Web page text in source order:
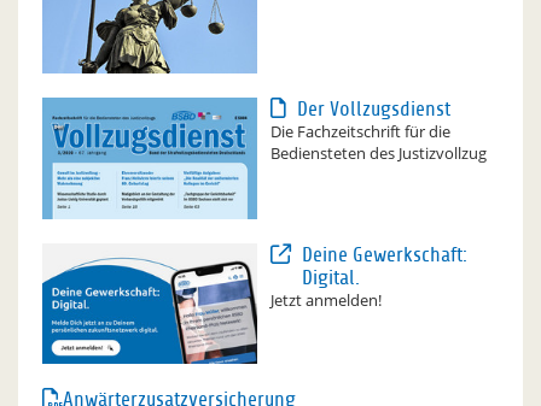
Der Vollzugsdienst
Die Fachzeitschrift für die
Bediensteten des Justizvollzug
Deine Gewerkschaft:
Digital.
Jetzt anmelden!
Anwärterzusatzversicherung